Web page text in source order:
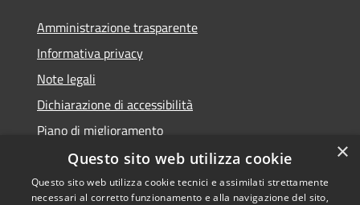
Amministrazione trasparente
Informativa privacy
Note legali
Dichiarazione di accessibilità
Piano di miglioramento
×
Questo sito web utilizza cookie
Questo sito web utilizza cookie tecnici e assimilati strettamente
necessari al corretto funzionamento e alla navigazione del sito,